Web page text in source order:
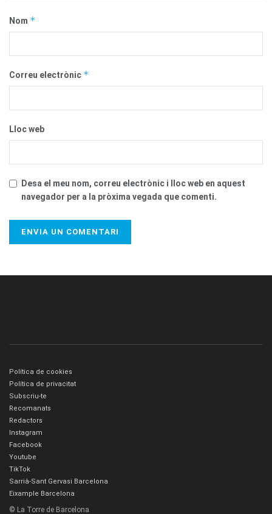
Nom *
Correu electrònic *
Lloc web
Desa el meu nom, correu electrònic i lloc web en aquest
navegador per a la pròxima vegada que comenti.
Política de cookies
Política de privacitat
Subscriu-te
Recomanats
Redactors
Instagram
Facebook
Youtube
TikTok
Sarrià-Sant Gervasi Barcelona
Eixample Barcelona
© La Torre de Barcelona